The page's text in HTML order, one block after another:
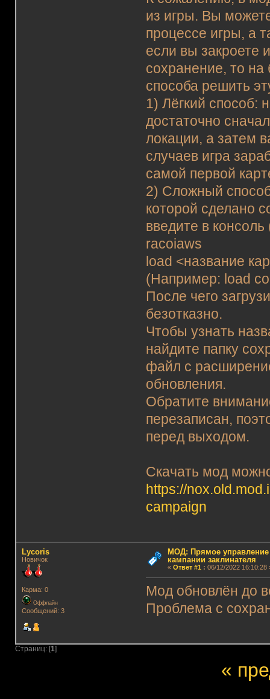
из игры. Вы
процессе игры, а
если вы закроете
сохранение, то на
способа решить
1) Лёгкий способ:
достаточно
локации, а затем
случаев игра
самой первой
2) Сложный
которой сделано
введите в консоль
racoiaws
load <название
(Например: load
После чего
безотказно.
Чтобы узнать
найдите папку
файл с
обновления.
Обратите
перезаписан,
перед выходом.
Скачать мод
https://
campaign
Lycoris
Новичок
Карма: 0
Оффлайн
Сообщений: 3
МОД: Прямое
кампании заклинателя
« Ответ #1 : 06/12/2022 16:10:28
Мод обновлён до
Проблема с
Страниц: [1]
«